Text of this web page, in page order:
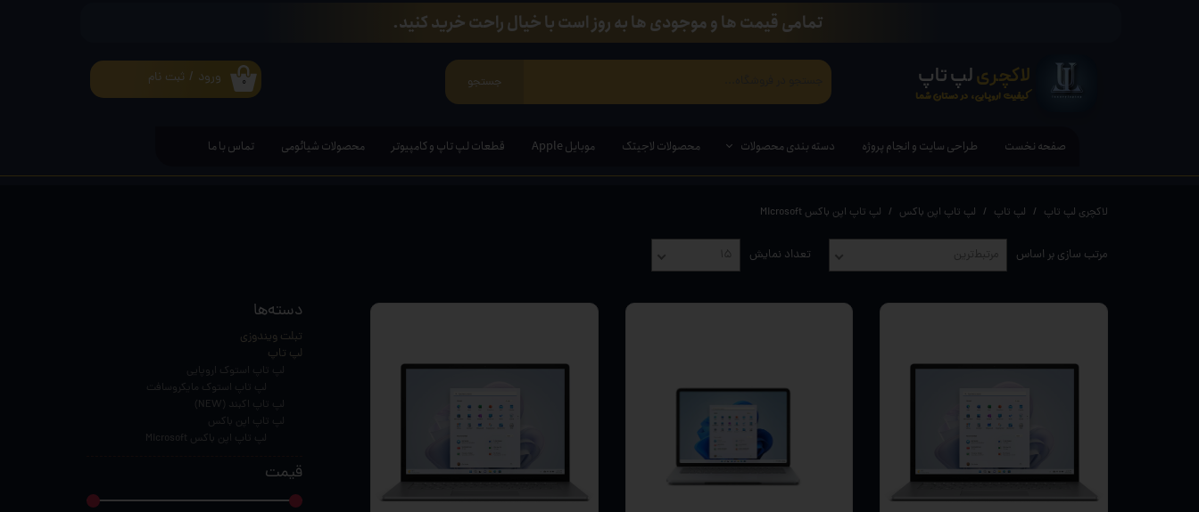
لاکچریلپ تاپ
کیفیت اروپایی، در دستان شما
جستجو ۰ ورود / ثبت نام
تغییر گذر واژه
سفارشات
صفحه نخست طراحی سایت و انجام پروژه دسته بندی محصولات
قلم هوشمند ( قلم مخصوص لپ تاپ و تبلت)
کامپیوتر PC - مانیتور - آل این وان
دانگل،لوازم خودرویی و محصولات کاربردی
ویدئو پروژکتور
محصولات لاجیتک موبایل Apple قطعات لپ تاپ و کامپیوتر محصولات شیائومی تماس با ما
تمامی قیمت ها و موجودی ها به روز است با خیال راحت خرید کنید.
لاکچری لپ تاپ لپ تاپ لپ تاپ اپن باکس لپ تاپ اپن باکس Microsoft
مرتب سازی بر اساس مرتبط‌ترین تعداد نمایش ۱۵
دسته‌ها
تبلت ویندوزی
لپ تاپ
لپ تاپ استوک اروپایی
لپ تاپ استوک مایکروسافت
لپ تاپ اکبند (NEW)
لپ تاپ اپن باکس
لپ تاپ اپن باکس Microsoft
قیمت